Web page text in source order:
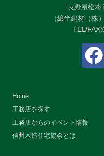
長野県松本
（綿半建材（株
TEL/
Home
工務店を探す
工務店からのイベント情報
信州木造住宅協会とは